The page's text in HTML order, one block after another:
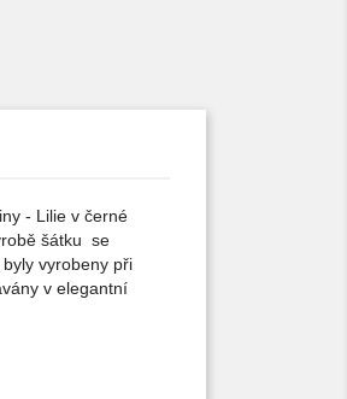
- Lilie v černé
šátku se
vyrobeny při
v elegantní